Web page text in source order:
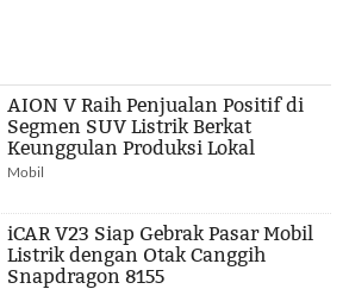
AION V Raih Penjualan Positif di
Segmen SUV Listrik Berkat
Keunggulan Produksi Lokal
Mobil
iCAR V23 Siap Gebrak Pasar Mobil
Listrik dengan Otak Canggih
Snapdragon 8155